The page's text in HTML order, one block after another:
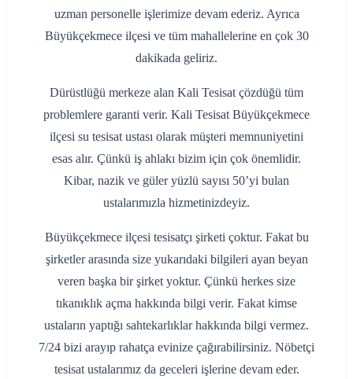
uzman personelle işlerimize devam ederiz. Ayrıca
Büyükçekmece ilçesi ve tüm mahallelerine en çok 30
dakikada geliriz.
Dürüstlüğü merkeze alan Kali Tesisat çözdüğü tüm
problemlere garanti verir. Kali Tesisat Büyükçekmece
ilçesi su tesisat ustası olarak müşteri memnuniyetini
esas alır. Çünkü iş ahlakı bizim için çok önemlidir.
Kibar, nazik ve güler yüzlü sayısı 50’yi bulan
ustalarımızla hizmetinizdeyiz.
Büyükçekmece ilçesi tesisatçı şirketi çoktur. Fakat bu
şirketler arasında size yukarıdaki bilgileri ayan beyan
veren başka bir şirket yoktur. Çünkü herkes size
tıkanıklık açma hakkında bilgi verir. Fakat kimse
ustaların yaptığı sahtekarlıklar hakkında bilgi vermez.
7/24 bizi arayıp rahatça evinize çağırabilirsiniz. Nöbetçi
tesisat ustalarımız da geceleri işlerine devam eder.